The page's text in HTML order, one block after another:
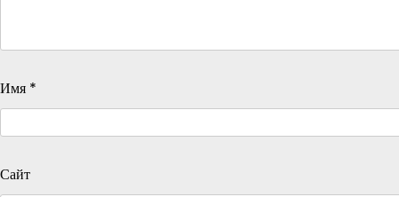
Имя *
Сайт